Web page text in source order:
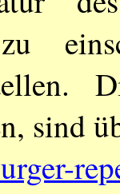
sind